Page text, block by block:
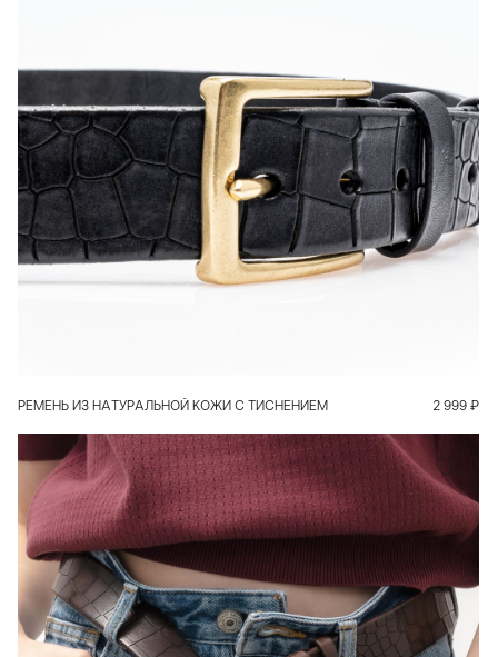
РЕМЕНЬ ИЗ НАТУРАЛЬНОЙ КОЖИ С ТИСНЕНИЕМ 2 999 ₽